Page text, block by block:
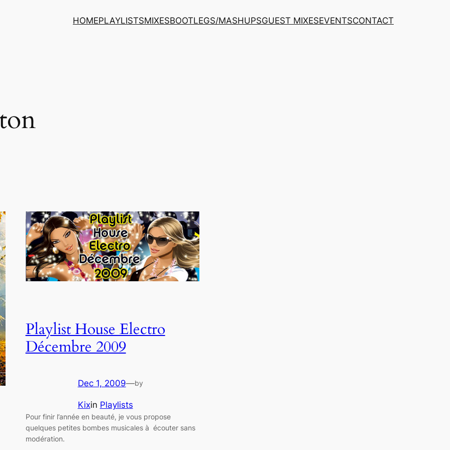
HOMEPLAYLISTSMIXESBOOTLEGS/MASHUPSGUEST MIXESEVENTSCONTACT
Playlist House Electro
Décembre 2009
Dec 1, 2009—by
Kixin Playlists
Pour finir l’année en beauté, je vous propose
quelques petites bombes musicales à écouter sans
modération.